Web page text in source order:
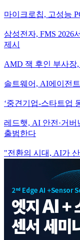
마이크로칩, 고성능
삼성전자, FMS 2026
제시
AMD 잭 후인 부사장
솔트웨어, AI에이전
‘중견기업-스타트업
레드햇, AI 안전·거버
출범한다
"전환의 시대, AI가